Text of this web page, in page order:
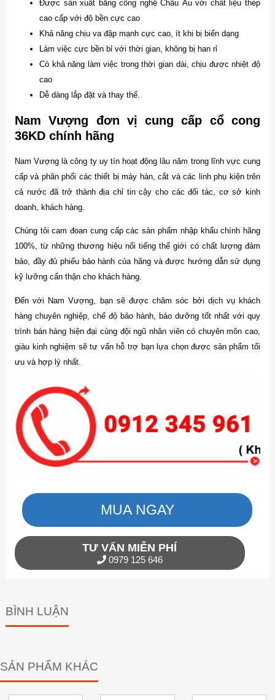
Được sản xuất bằng công nghệ Châu Âu với chất liệu thép
cao cấp với độ bền cực cao
Khả năng chịu va đập mạnh cực cao, ít khi bị biến dạng
Làm việc cực bền bỉ với thời gian, không bị han rỉ
Có khả năng làm việc trong thời gian dài, chịu được nhiệt độ
cao
Dễ dàng lắp đặt và thay thế.
Nam Vượng đơn vị cung cấp cổ cong
36KD chính hãng
Nam Vượng là công ty uy tín hoạt động lâu năm trong lĩnh vực cung
cấp và phân phối các thiết bị máy hàn, cắt và các linh phụ kiện trên
cả nước đã trở thành địa chỉ tin cậy cho các đối tác, cơ sở kinh
doanh, khách hàng.
Chúng tôi cam đoan cung cấp các sản phẩm nhập khẩu chính hãng
100%, từ những thương hiệu nổi tiếng thế giới có chất lượng đảm
bảo, đầy đủ phiếu bảo hành của hãng và được hướng dẫn sử dụng
kỹ lưỡng cẩn thận cho khách hàng.
Đến với Nam Vượng, bạn sẽ được chăm sóc bởi dịch vụ khách
hàng chuyên nghiệp, chế độ bảo hành, bảo dưỡng tốt nhất với quy
trình bán hàng hiện đại cùng đội ngũ nhân viên có chuyên môn cao,
giàu kinh nghiệm sẽ tư vấn hỗ trợ bạn lựa chọn được sản phẩm tối
ưu và hợp lý nhất.
MUA NGAY
TƯ VẤN MIỄN PHÍ
0979 125 646
BÌNH LUẬN
SẢN PHẨM KHÁC